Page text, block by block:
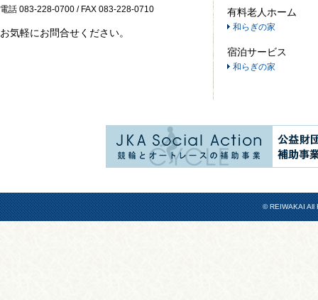
電話 083-228-0700 / FAX 083-228-0710
お気軽にお問合せください。
有料老人ホーム
和らぎの家
宿泊サービス
和らぎの家
© REIWAKAI All